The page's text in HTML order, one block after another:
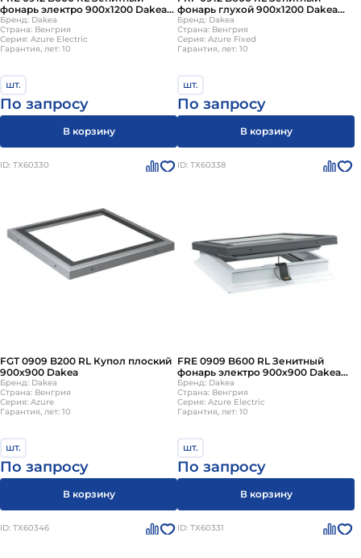
фонарь электро 900х1200 Dakea
(без купола)
Бренд: Dakea
Страна: Венгрия
Серия: Azure Electric
Гарантия, лет: 10
шт.
По запросу
В корзину
фонарь глухой 900х1200 Dakea
(без купола)
Бренд: Dakea
Страна: Венгрия
Серия: Azure Fixed
Гарантия, лет: 10
шт.
По запросу
В корзину
ID: ТХ60330
FGT 0909 B200 RL Купол плоский
900х900 Dakea
Бренд: Dakea
Страна: Венгрия
Серия: Azure
Гарантия, лет: 10
шт.
По запросу
В корзину
ID: ТХ60338
FRE 0909 B600 RL Зенитный
фонарь электро 900х900 Dakea
(без купола)
Бренд: Dakea
Страна: Венгрия
Серия: Azure Electric
Гарантия, лет: 10
шт.
По запросу
В корзину
ID: ТХ60346 ID: ТХ60331